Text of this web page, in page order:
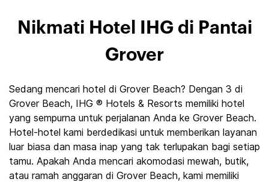
Nikmati Hotel IHG di Pantai
Grover
Sedang mencari hotel di Grover Beach? Dengan 3 di
Grover Beach, IHG ® Hotels & Resorts memiliki hotel
yang sempurna untuk perjalanan Anda ke Grover Beach.
Hotel-hotel kami berdedikasi untuk memberikan layanan
luar biasa dan masa inap yang tak terlupakan bagi setiap
tamu. Apakah Anda mencari akomodasi mewah, butik,
atau ramah anggaran di Grover Beach, kami memiliki